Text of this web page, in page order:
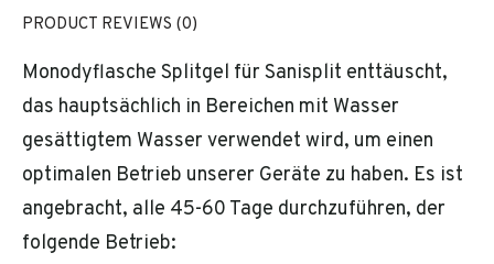
PRODUCT REVIEWS (0)
Monodyflasche Splitgel für Sanisplit enttäuscht,
das hauptsächlich in Bereichen mit Wasser
gesättigtem Wasser verwendet wird, um einen
optimalen Betrieb unserer Geräte zu haben. Es ist
angebracht, alle 45-60 Tage durchzuführen, der
folgende Betrieb: